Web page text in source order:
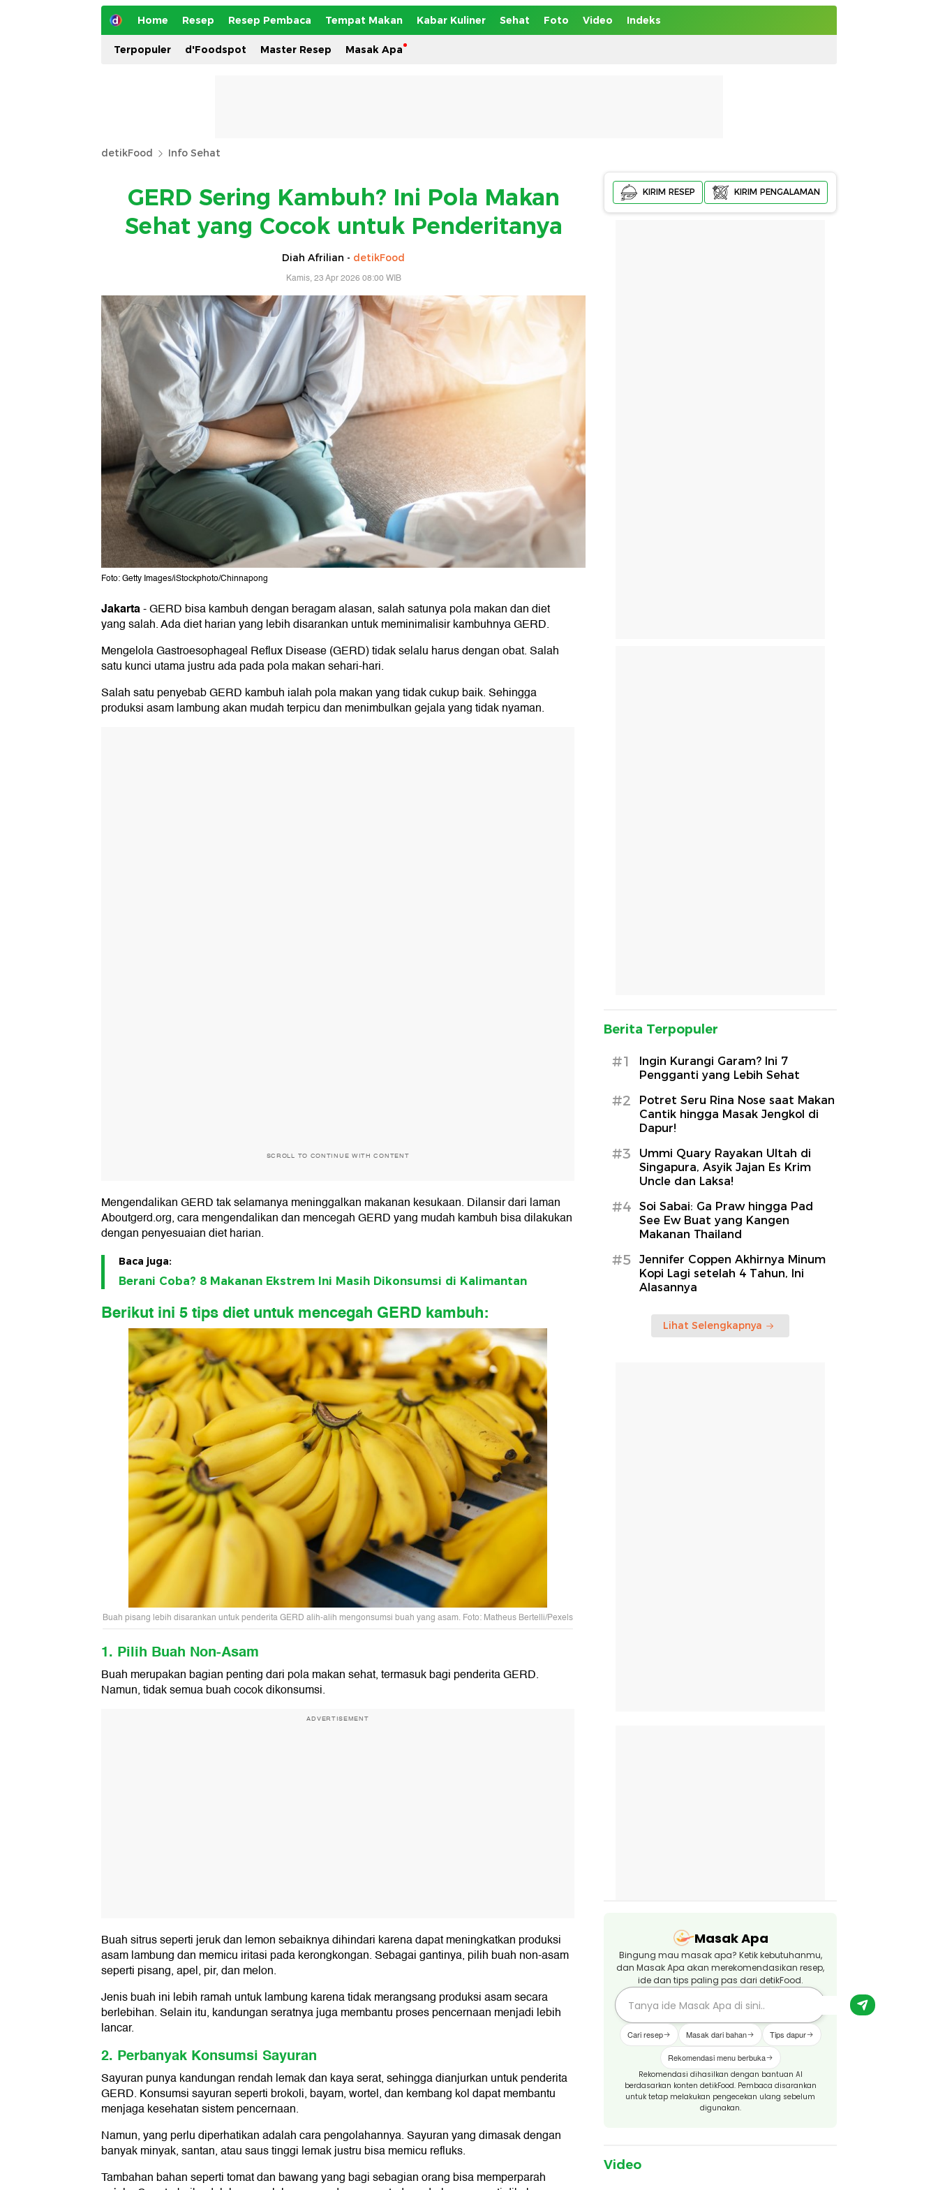
Home Resep Resep Pembaca Tempat Makan Kabar Kuliner Sehat Foto Video Indeks
Terpopuler d'Foodspot Master Resep Masak Apa
detikFood Info Sehat
GERD Sering Kambuh? Ini Pola Makan
Sehat yang Cocok untuk Penderitanya
Diah Afrilian - detikFood
Kamis, 23 Apr 2026 08:00 WIB
Foto: Getty Images/iStockphoto/Chinnapong
Jakarta-GERD bisa kambuh dengan beragam alasan, salah satunya pola makan dan diet
yang salah. Ada diet harian yang lebih disarankan untuk meminimalisir kambuhnya GERD.
Mengelola Gastroesophageal Reflux Disease (GERD) tidak selalu harus dengan obat. Salah
satu kunci utama justru ada pada pola makan sehari-hari.
Salah satu penyebab GERD kambuh ialah pola makan yang tidak cukup baik. Sehingga
produksi asam lambung akan mudah terpicu dan menimbulkan gejala yang tidak nyaman.
SCROLL TO CONTINUE WITH CONTENT
Mengendalikan GERD tak selamanya meninggalkan makanan kesukaan. Dilansir dari laman
Aboutgerd.org, cara mengendalikan dan mencegah GERD yang mudah kambuh bisa dilakukan
dengan penyesuaian diet harian.
Baca juga:
Berani Coba? 8 Makanan Ekstrem Ini Masih Dikonsumsi di Kalimantan
Berikut ini 5 tips diet untuk mencegah GERD kambuh:
Buah pisang lebih disarankan untuk penderita GERD alih-alih mengonsumsi buah yang asam. Foto: Matheus Bertelli/Pexels
1. Pilih Buah Non-Asam
Buah merupakan bagian penting dari pola makan sehat, termasuk bagi penderita GERD.
Namun, tidak semua buah cocok dikonsumsi.
ADVERTISEMENT
Buah sitrus seperti jeruk dan lemon sebaiknya dihindari karena dapat meningkatkan produksi
asam lambung dan memicu iritasi pada kerongkongan. Sebagai gantinya, pilih buah non-asam
seperti pisang, apel, pir, dan melon.
Jenis buah ini lebih ramah untuk lambung karena tidak merangsang produksi asam secara
berlebihan. Selain itu, kandungan seratnya juga membantu proses pencernaan menjadi lebih
lancar.
2. Perbanyak Konsumsi Sayuran
Sayuran punya kandungan rendah lemak dan kaya serat, sehingga dianjurkan untuk penderita
GERD. Konsumsi sayuran seperti brokoli, bayam, wortel, dan kembang kol dapat membantu
menjaga kesehatan sistem pencernaan.
Namun, yang perlu diperhatikan adalah cara pengolahannya. Sayuran yang dimasak dengan
banyak minyak, santan, atau saus tinggi lemak justru bisa memicu refluks.
Tambahan bahan seperti tomat dan bawang yang bagi sebagian orang bisa memperparah
KIRIM RESEP KIRIM PENGALAMAN
Berita Terpopuler
#1
Ingin Kurangi Garam? Ini 7
Pengganti yang Lebih Sehat
#2
Potret Seru Rina Nose saat Makan
Cantik hingga Masak Jengkol di
Dapur!
#3
Ummi Quary Rayakan Ultah di
Singapura, Asyik Jajan Es Krim
Uncle dan Laksa!
#4
Soi Sabai: Ga Praw hingga Pad
See Ew Buat yang Kangen
Makanan Thailand
#5
Jennifer Coppen Akhirnya Minum
Kopi Lagi setelah 4 Tahun, Ini
Alasannya
Lihat Selengkapnya
Masak Apa
Bingung mau masak apa? Ketik kebutuhanmu,
dan Masak Apa akan merekomendasikan resep,
ide dan tips paling pas dari detikFood.
Cari resep Masak dari bahan Tips dapur
Rekomendasi menu berbuka
Rekomendasi dihasilkan dengan bantuan AI
berdasarkan konten detikFood. Pembaca disarankan
untuk tetap melakukan pengecekan ulang sebelum
digunakan.
Video